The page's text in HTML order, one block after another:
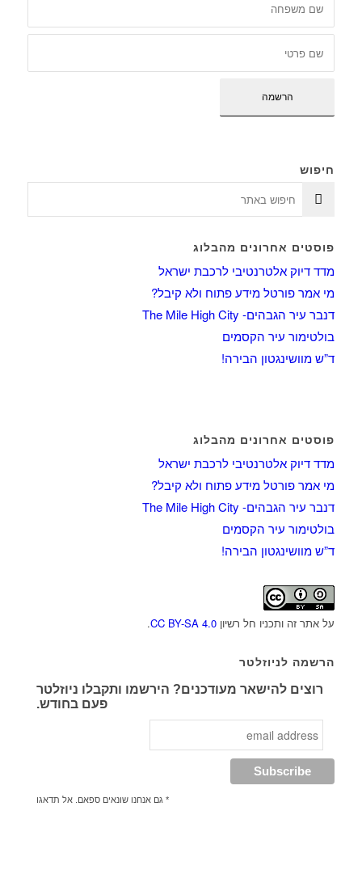
חיפוש
פוסטים אחרונים מהבלוג
מדד דיוק אלטרנטיבי לרכבת ישראל
מי אמר פורטל מידע פתוח ולא קיבל?
דנבר עיר הגבהים- The Mile High City
בולטימור עיר הקסמים
ד”ש מוושינגטון הבירה!
פוסטים אחרונים מהבלוג
מדד דיוק אלטרנטיבי לרכבת ישראל
מי אמר פורטל מידע פתוח ולא קיבל?
דנבר עיר הגבהים- The Mile High City
בולטימור עיר הקסמים
ד”ש מוושינגטון הבירה!
על אתר זה ותכניו חל רשיון CC BY-SA 4.0
.
הרשמה לניוזלטר
רוצים להישאר מעודכנים? הירשמו ותקבלו ניוזלטר
פעם בחודש.
* גם אנחנו שונאים ספאם. אל תדאגו